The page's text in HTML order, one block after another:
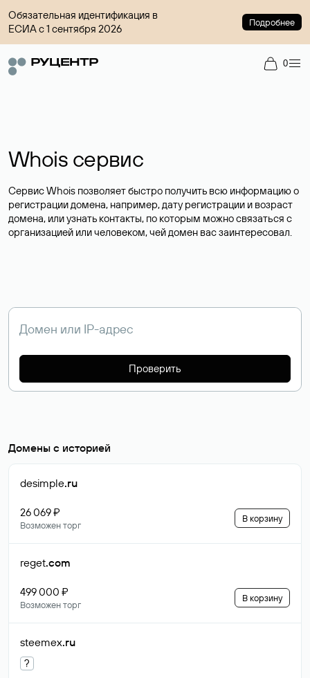
Обязательная идентификация в
ЕСИА с 1 сентября 2026
Подробнее
0
Whois сервис
Сервис Whois позволяет быстро получить всю информацию о
регистрации домена, например, дату регистрации и возраст
домена, или узнать контакты, по которым можно связаться с
организацией или человеком, чей домен вас заинтересовал.
Проверить
Домены с историей
desimple.ru
26 069 ₽
Возможен торг
В корзину
reget.com
499 000 ₽
Возможен торг
В корзину
steemex.ru
?